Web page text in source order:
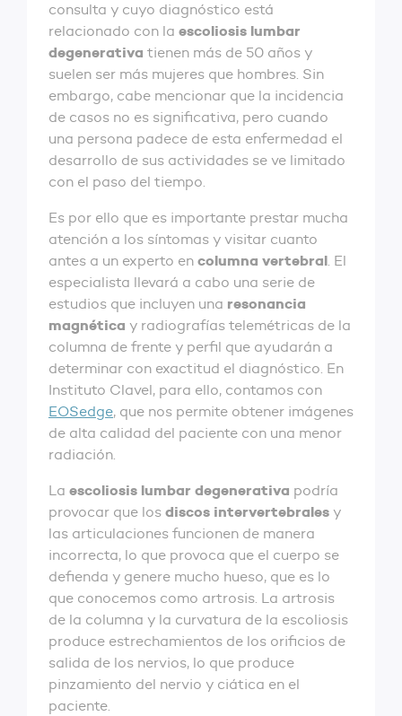
consulta y cuyo diagnóstico está
relacionado con la escoliosis lumbar
degenerativa tienen más de 50 años y
suelen ser más mujeres que hombres. Sin
embargo, cabe mencionar que la incidencia
de casos no es significativa, pero cuando
una persona padece de esta enfermedad el
desarrollo de sus actividades se ve limitado
con el paso del tiempo.
Es por ello que es importante prestar mucha
atención a los síntomas y visitar cuanto
antes a un experto en columna vertebral. El
especialista llevará a cabo una serie de
estudios que incluyen una resonancia
magnética y radiografías telemétricas de la
columna de frente y perfil que ayudarán a
determinar con exactitud el diagnóstico. En
Instituto Clavel, para ello, contamos con
EOSedge, que nos permite obtener imágenes
de alta calidad del paciente con una menor
radiación.
La escoliosis lumbar degenerativa podría
provocar que los discos intervertebrales y
las articulaciones funcionen de manera
incorrecta, lo que provoca que el cuerpo se
defienda y genere mucho hueso, que es lo
que conocemos como artrosis. La artrosis
de la columna y la curvatura de la escoliosis
produce estrechamientos de los orificios de
salida de los nervios, lo que produce
pinzamiento del nervio y ciática en el
paciente.